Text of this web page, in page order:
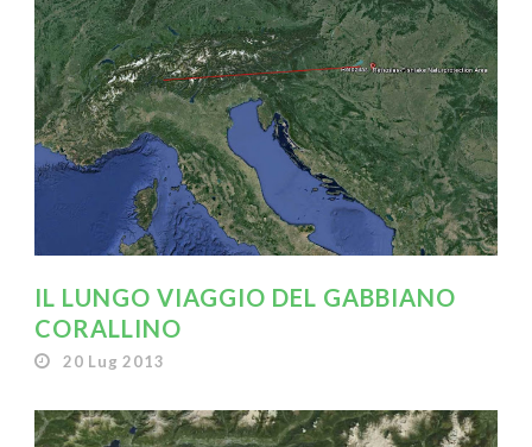
IL LUNGO VIAGGIO DEL GABBIANO
CORALLINO
20 Lug 2013